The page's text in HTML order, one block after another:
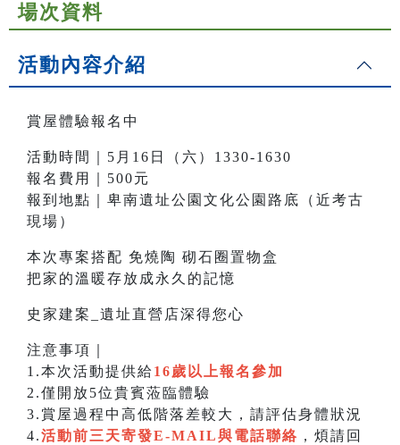
場次資料
活動內容介紹
賞屋體驗報名中
活動時間｜5月16日（六）1330-1630
報名費用｜500元
報到地點｜卑南遺址公園文化公園路底（近考古
現場）
本次專案搭配 免燒陶 砌石圈置物盒
把家的溫暖存放成永久的記憶
史家建案_遺址直營店深得您心
注意事項｜
1.本次活動提供給16歲以上報名參加
2.僅開放5位貴賓蒞臨體驗
3.賞屋過程中高低階落差較大，請評估身體狀況
4.活動前三天寄發E-MAIL與電話聯絡 ，煩請回